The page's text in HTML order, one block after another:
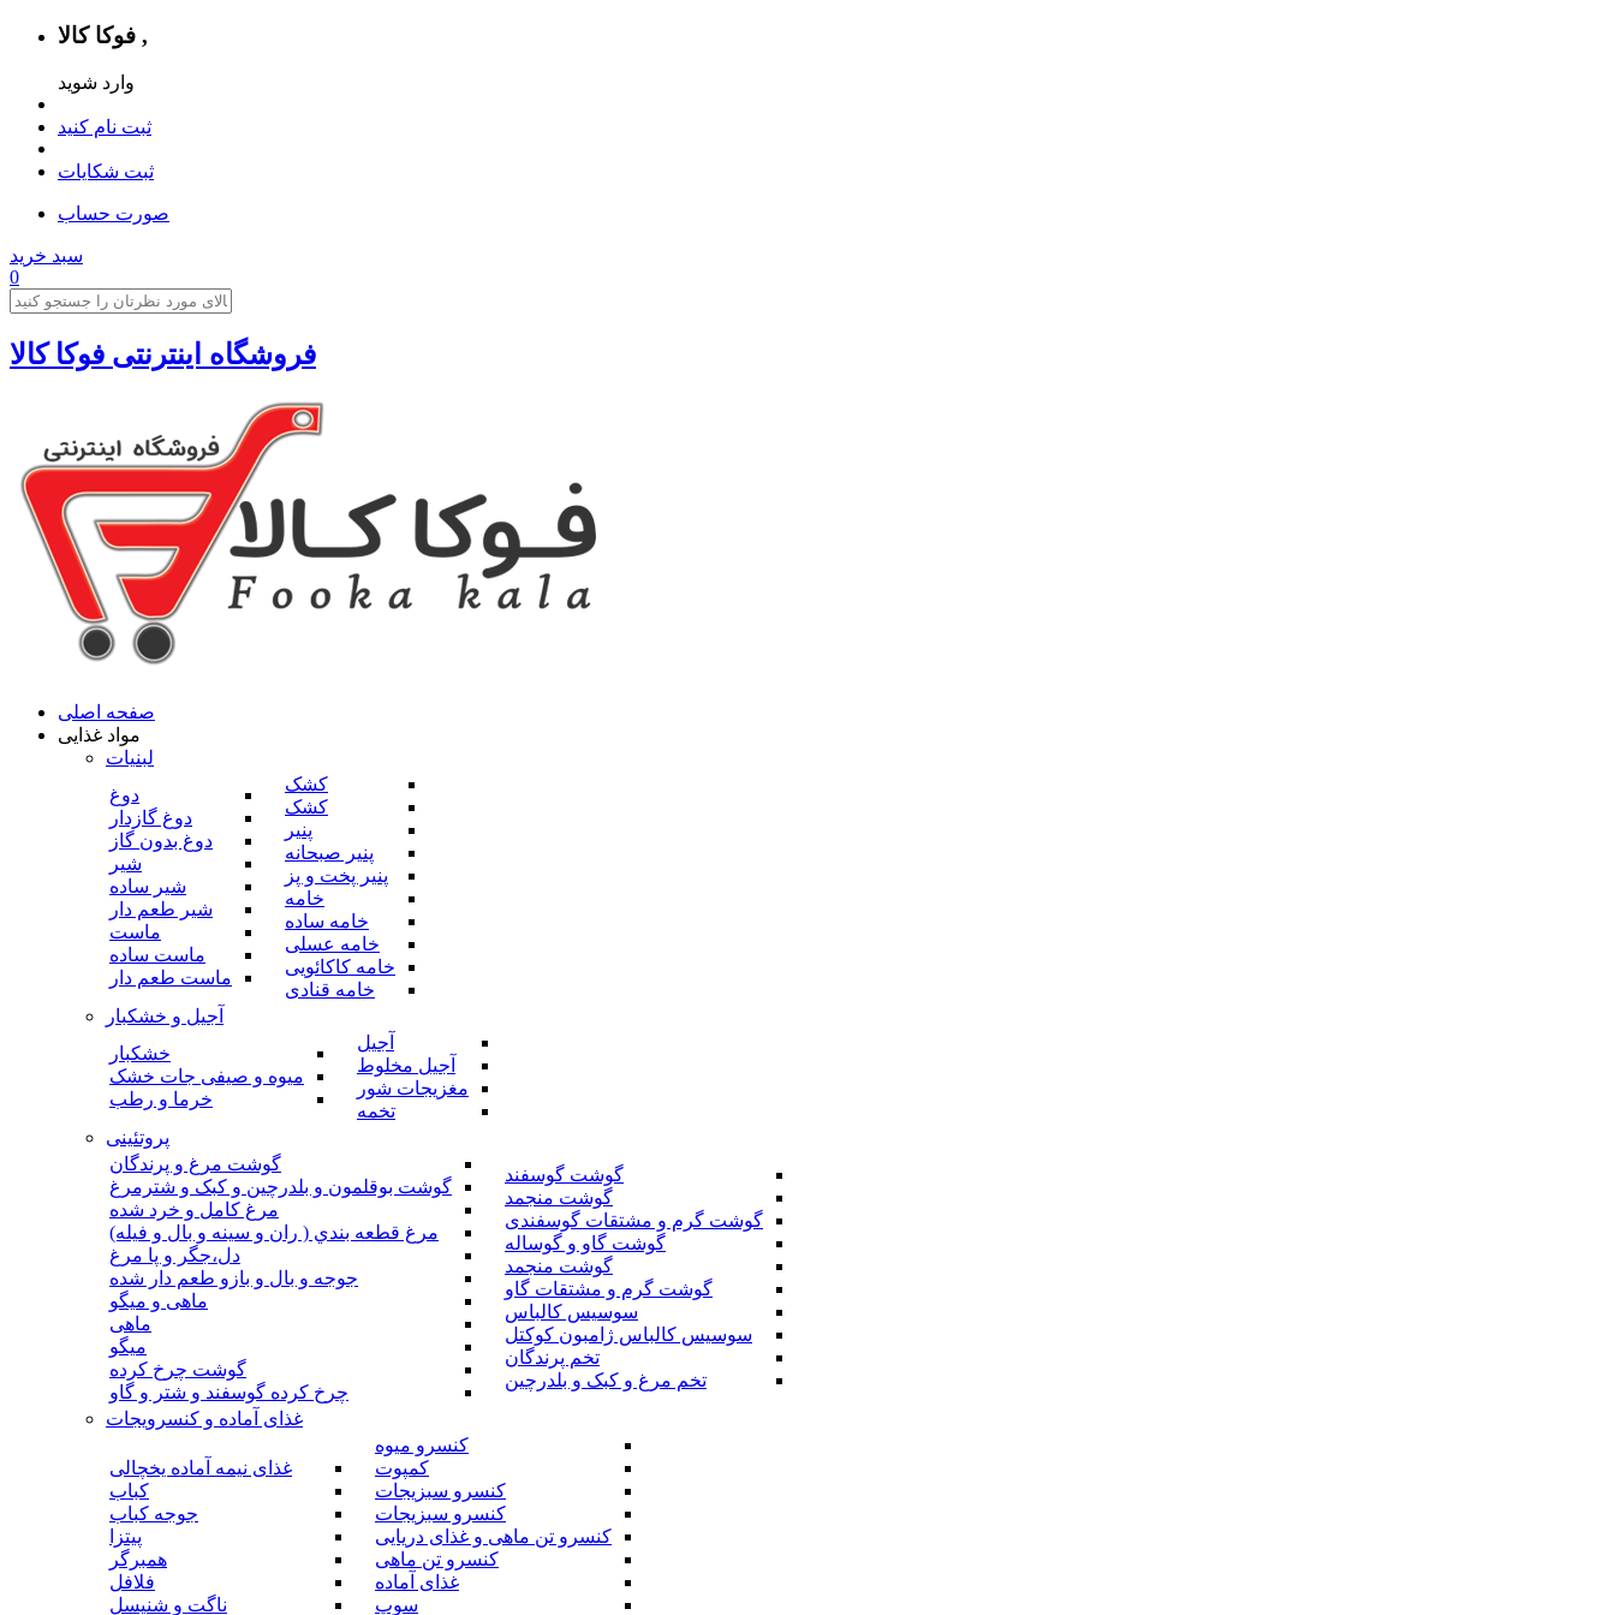
فوکا کالا ,
وارد شوید
ثبت نام کنید
ثبت شکایات
صورت حساب
سبد خرید
0
فروشگاه اینترنتی فوکا کالا
صفحه اصلی
مواد غذایی
لبنیات
کشک
کشک
پنیر
پنیر صبحانه
پنیر پخت و پز
خامه
خامه ساده
خامه عسلی
خامه کاکائویی
خامه قنادی
دوغ
دوغ گازدار
دوغ بدون گاز
شیر
شیر ساده
شیر طعم دار
ماست
ماست ساده
ماست طعم دار
آجیل و خشکبار
آجیل
آجیل مخلوط
مغزیجات شور
تخمه
خشکبار
میوه و صیفی جات خشک
خرما و رطب
پروتئینی
گوشت گوسفند
گوشت منجمد
گوشت گرم و مشتقات گوسفندی
گوشت گاو و گوساله
گوشت منجمد
گوشت گرم و مشتقات گاو
سوسیس کالباس
سوسیس کالباس ژامبون کوکتل
تخم پرندگان
تخم مرغ و کبک و بلدرچین
گوشت مرغ و پرندگان
گوشت بوقلمون و بلدرچین و کبک و شترمرغ
مرغ کامل و خرد شده
مرغ قطعه بندي ( ران و سينه و بال و فيله)
دل،جگر و پا مرغ
جوجه و بال و بازو طعم دار شده
ماهی و میگو
ماهی
میگو
گوشت چرخ کرده
چرخ کرده گوسفند و شتر و گاو
غذای آماده و کنسرویجات
کنسرو میوه
کمپوت
کنسرو سبزیجات
کنسرو سبزیجات
کنسرو تن ماهی و غذای دریایی
کنسرو تن ماهی
غذای آماده
سوپ
غذای نیمه آماده یخچالی
کباب
جوجه کباب
پیتزا
همبرگر
فلافل
ناگت و شنیسل